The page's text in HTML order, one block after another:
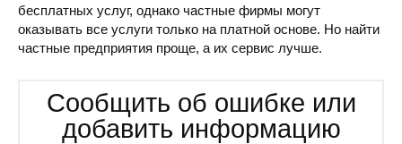
бесплатных услуг, однако частные фирмы могут
оказывать все услуги только на платной основе. Но найти
частные предприятия проще, а их сервис лучше.
Сообщить об ошибке или
добавить информацию